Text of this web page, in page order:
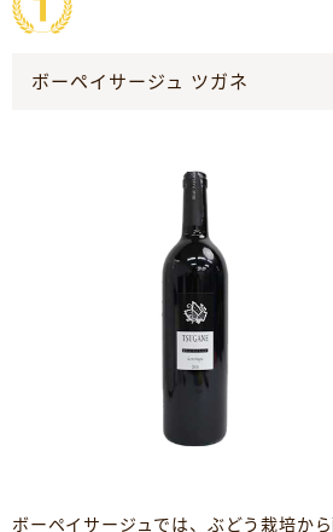
ボーペイサージュ ツガネ
ボーペイサージュでは、ぶどう栽培か